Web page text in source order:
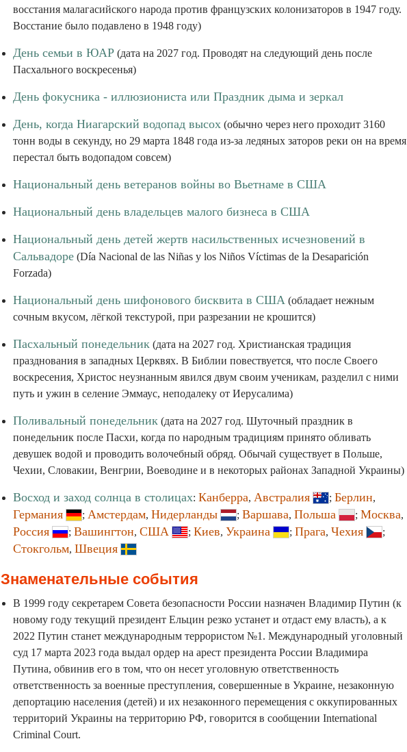
восстания малагасийского народа против французских колонизаторов в 1947 году.
Восстание было подавлено в 1948 году)
День семьи в ЮАР (дата на 2027 год. Проводят на следующий день после
Пасхального воскресенья)
День фокусника - иллюзиониста или Праздник дыма и зеркал
День, когда Ниагарский водопад высох (обычно через него проходит 3160
тонн воды в секунду, но 29 марта 1848 года из-за ледяных заторов реки он на время
перестал быть водопадом совсем)
Национальный день ветеранов войны во Вьетнаме в США
Национальный день владельцев малого бизнеса в США
Национальный день детей жертв насильственных исчезновений в
Сальвадоре (Día Nacional de las Niñas y los Niños Víctimas de la Desaparición
Forzada)
Национальный день шифонового бисквита в США (обладает нежным
сочным вкусом, лёгкой текстурой, при разрезании не крошится)
Пасхальный понедельник (дата на 2027 год. Христианская традиция
празднования в западных Церквях. В Библии повествуется, что после Своего
воскресения, Христос неузнанным явился двум своим ученикам, разделил с ними
путь и ужин в селение Эммаус, неподалеку от Иерусалима)
Поливальный понедельник (дата на 2027 год. Шуточный праздник в
понедельник после Пасхи, когда по народным традициям принято обливать
девушек водой и проводить волочебный обряд. Обычай существует в Польше,
Чехии, Словакии, Венгрии, Воеводине и в некоторых районах Западной Украины)
Восход и заход солнца в столицах: Канберра, Австралия ; Берлин,
Германия ; Амстердам, Нидерланды ; Варшава, Польша ; Москва,
Россия ; Вашингтон, США ; Киев, Украина ; Прага, Чехия ;
Стокгольм, Швеция
Знаменательные события
В 1999 году секретарем Совета безопасности России назначен Владимир Путин (к
новому году текущий президент Ельцин резко устанет и отдаст ему власть), а к
2022 Путин станет международным террористом №1. Международный уголовный
суд 17 марта 2023 года выдал ордер на арест президента России Владимира
Путина, обвинив его в том, что он несет уголовную ответственность
ответственность за военные преступления, совершенные в Украине, незаконную
депортацию населения (детей) и их незаконного перемещения с оккупированных
территорий Украины на территорию РФ, говорится в сообщении International
Criminal Court.